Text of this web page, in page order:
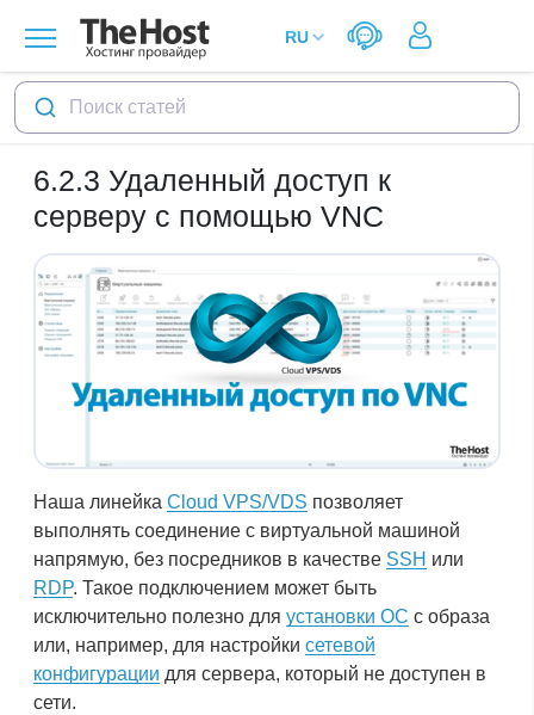
Поиск статей
6.2.3 Удаленный доступ к
серверу с помощью VNC
Наша линейка Cloud VPS/VDS позволяет
выполнять соединение с виртуальной машиной
напрямую, без посредников в качестве SSH или
RDP. Такое подключением может быть
исключительно полезно для установки ОС с образа
или, например, для настройки сетевой
конфигурации для сервера, который не доступен в
сети.